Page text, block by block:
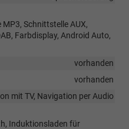
Schnittstelle AUX,
Farbdisplay, Android Auto,
vorhanden
vorhanden
mit TV, Navigation per Audio
Induktionsladen für